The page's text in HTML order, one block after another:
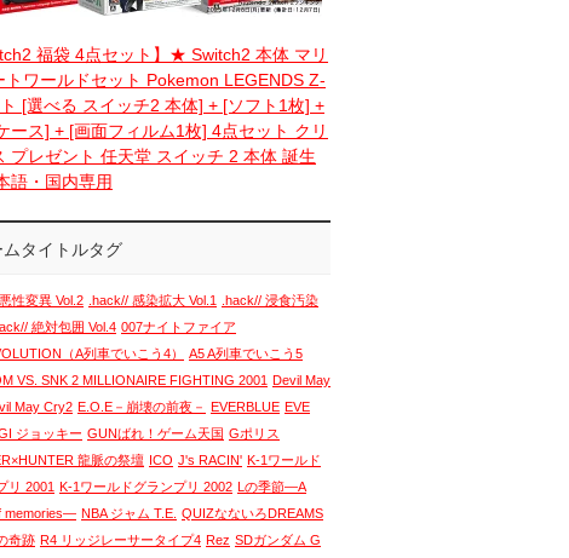
福袋 4点セット】★ Switch2 本体 マリ
トワールドセット Pokemon LEGENDS Z-
[選べる スイッチ2 本体] + [ソフト1枚] +
ース] + [画面フィルム1枚] 4点セット クリ
プレゼント 任天堂 スイッチ 2 本体 誕生
語・国内専用
ムタイトルタグ
性変異 Vol.2 .hack// 感染拡大 Vol.1
.hack// 浸食汚染
絶対包囲 Vol.4 007ナイトファイア
（A列車でいこう4）
A5 A列車でいこう5
VS. SNK 2 MILLIONAIRE FIGHTING 2001 Devil May
May Cry2 E.O.E－崩壊の前夜－ EVERBLUE EVE
ジョッキー GUNばれ！ゲーム天国 Gポリス
龍脈の祭壇 ICO J's RACIN' K-1ワールド
リ 2001 K-1ワールドグランプリ 2002 Lの季節―A
memories― NBA ジャム T.E. QUIZなないろDREAMS
奇跡 R4 リッジレーサータイプ4 Rez SDガンダム G